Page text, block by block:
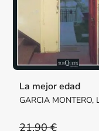
La mejor edad
GARCIA MONTERO,
21,90 €